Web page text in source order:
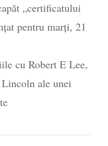
„certificatului
pentru marți, 21
cu Robert E Lee,
ale unei